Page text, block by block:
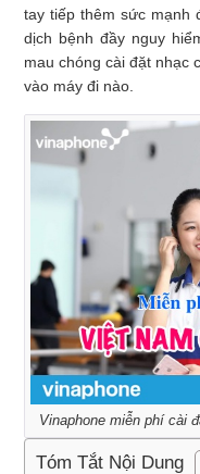
tay tiếp thêm sức mạnh
dịch bệnh đầy nguy
mau chóng cài đặt nhạc
vào máy đi nào.
Vinaphone miễn phí cài
Tóm Tắt Nội Dung